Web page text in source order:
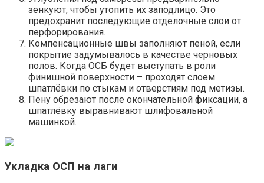
зенкуют, чтобы утопить их заподлицо. Это
предохранит последующие отделочные слои от
перфорирования.
Компенсационные швы заполняют пеной, если
покрытие задумывалось в качестве черновых
полов. Когда ОСБ будет выступать в роли
финишной поверхности – проходят слоем
шпатлёвки по стыкам и отверстиям под метизы.
Пену обрезают после окончательной фиксации, а
шпатлёвку выравнивают шлифовальной
машинкой.
Укладка ОСП на лаги